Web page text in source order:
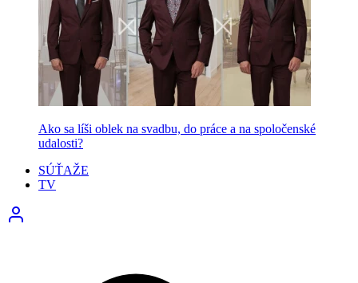
Ako sa líši oblek na svadbu, do práce a na spoločenské
udalosti?
SÚŤAŽE
TV